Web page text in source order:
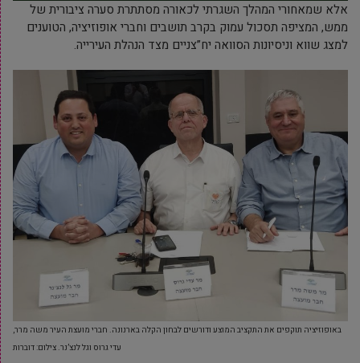
אלא שמאחורי המהלך השגרתי לכאורה מסתתרת סערה ציבורית של
ממש, המציפה תסכול עמוק בקרב תושבים וחברי אופוזיציה, הטוענים
למצג שווא וניסיונות הסוואה יח”צניים מצד הנהלת העירייה.
באופוזיציה תוקפים את התקציב המוצע ודורשים לבחון הקלה בארנונה. חברי מועצת העיר משה מרר,
עדי גרוס וגל לנצ’נר. צילום: דוברות